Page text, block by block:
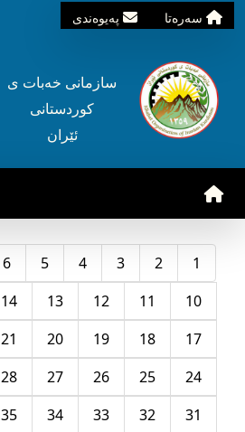
سه‌ره‌تا په‌یوه‌ندی
سازمانی خه‌بات ی
کوردستانی
ئێران
1
2
3
4
5
6
10
11
12
13
14
17
18
19
20
21
24
25
26
27
28
31
32
33
34
35